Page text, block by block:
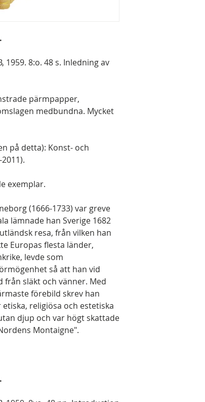
1959. 8:o. 48 s. Inledning av
pärmpapper,
medbundna. Mycket
på detta): Konst- och
exemplar.
(1666-1733) var greve
lämnade han Sverige 1682
resa, från vilken han
Europas flesta länder,
levde som
så att han vid
från släkt och vänner. Med
förebild skrev han
religiösa och estetiska
djup och var högt skattade
Montaigne".